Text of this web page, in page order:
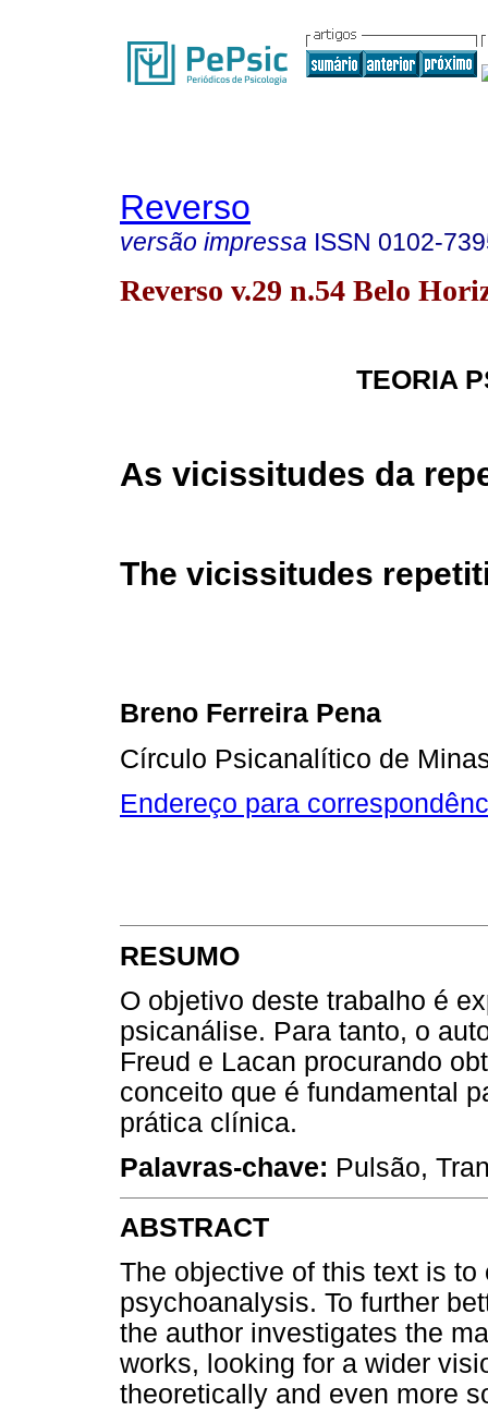
Reverso
versão impressa ISSN 0102-
Reverso v.29 n.54 Belo
TEORIA
As vicissitudes da
The vicissitudes
Breno Ferreira Pena
Círculo Psicanalítico de
Endereço para
RESUMO
O objetivo deste trabalho é
psicanálise. Para tanto, o
Freud e Lacan procurando
conceito que é fundamental
prática clínica.
Palavras-chave: Pulsão,
ABSTRACT
The objective of this text is
psychoanalysis. To further
the author investigates the
works, looking for a wider
theoretically and even more